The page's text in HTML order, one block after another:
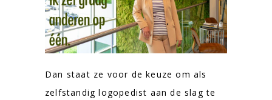
Dan staat ze voor de keuze om als
zelfstandig logopedist aan de slag te